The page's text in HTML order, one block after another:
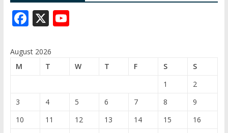
F
e
X Y
T
b
e
August 2026
M
T W T F S
S
1
2
3
4 5 6 7 8
9
10
11 12 13 14 15
16